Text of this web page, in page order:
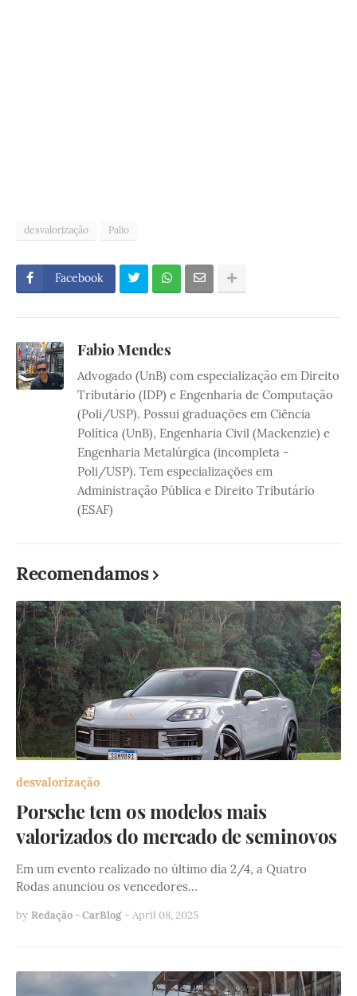
desvalorização Palio
Facebook
Fabio Mendes
Advogado (UnB) com especialização em Direito
Tributário (IDP) e Engenharia de Computação
(Poli/USP). Possui graduações em Ciência
Política (UnB), Engenharia Civil (Mackenzie) e
Engenharia Metalúrgica (incompleta -
Poli/USP). Tem especializações em
Administração Pública e Direito Tributário
(ESAF)
Recomendamos
desvalorização
Porsche tem os modelos mais
valorizados do mercado de seminovos
Em um evento realizado no último dia 2/4, a Quatro
Rodas anunciou os vencedores…
by Redação - CarBlog - April 08, 2025